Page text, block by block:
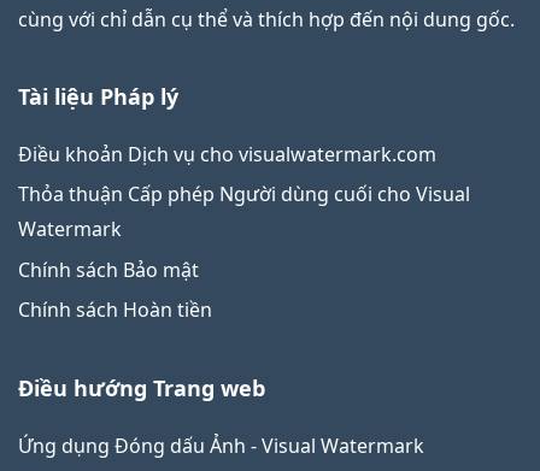
cùng với chỉ dẫn cụ thể và thích hợp đến nội dung gốc.
Tài liệu Pháp lý
Điều khoản Dịch vụ cho visualwatermark.com
Thỏa thuận Cấp phép Người dùng cuối cho Visual
Watermark
Chính sách Bảo mật
Chính sách Hoàn tiền
Điều hướng Trang web
Ứng dụng Đóng dấu Ảnh - Visual Watermark